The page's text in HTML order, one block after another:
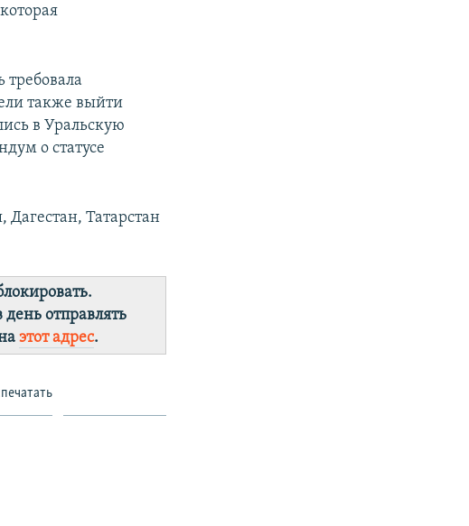
требовала
также выйти
в Уральскую
о статусе
Дагестан, Татарстан
отправлять
этот адрес.